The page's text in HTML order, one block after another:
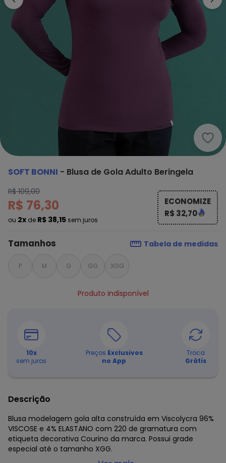
Soft
SOFT BONNI - Blusa de Gola Adulto Beringela
R$ 109,00
R$ 76,30
ou 2x de R$ 38,15 sem juros
ECONOMIZE
R$ 32,70
Tamanhos Tabela de medidas
P M G GG XGG
Produto indisponível
10x
sem juros
Preços Exclusivos
no App
Troca
Grátis
Descrição
Blusa modelagem gola alta construída em Viscolycra 96%
VISCOSE e 4% ELASTANO com 220 de gramatura com
etiqueta decorativa Courino da marca. Possui grade
especial até o tamanho XGG.